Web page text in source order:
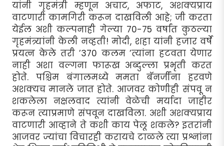
यांनी गृहमंत्री म्हणून अचाट, अफाट, अशक्यप्राय
वाटणारी कामगिरी करून दाखविली आहे; जी करता
येईल अशी कल्पनाही गेल्या 70-75 वर्षांत कुठल्या
गृहमंत्र्यांनी केली नव्हती! मोदी, शहा यांनी हजार वर्षे
प्रयत्न केले तरी ’370 कलम ’त्यांना हटवता येणार
नाही अशा वल्गना फारूख अब्दुल्ला प्रभृती करत
होते. पश्चिम बंगालमध्ये ममता बॅनर्जींना हरवणे
अशक्यच मानले जात होते. आजवर कोणीही संपवू न
शकलेला नक्षलवाद त्यांनी वेळेची मर्यादा जाहीर
करून त्याप्रमाणे संपवून दाखविला. अशी अशक्यप्राय
वाटणारी आव्हाने ते कशी काय पेलू शकले? इतरांनी
आजवर ज्यांचा विचारही करायचे टाळले त्या प्रश्नांना